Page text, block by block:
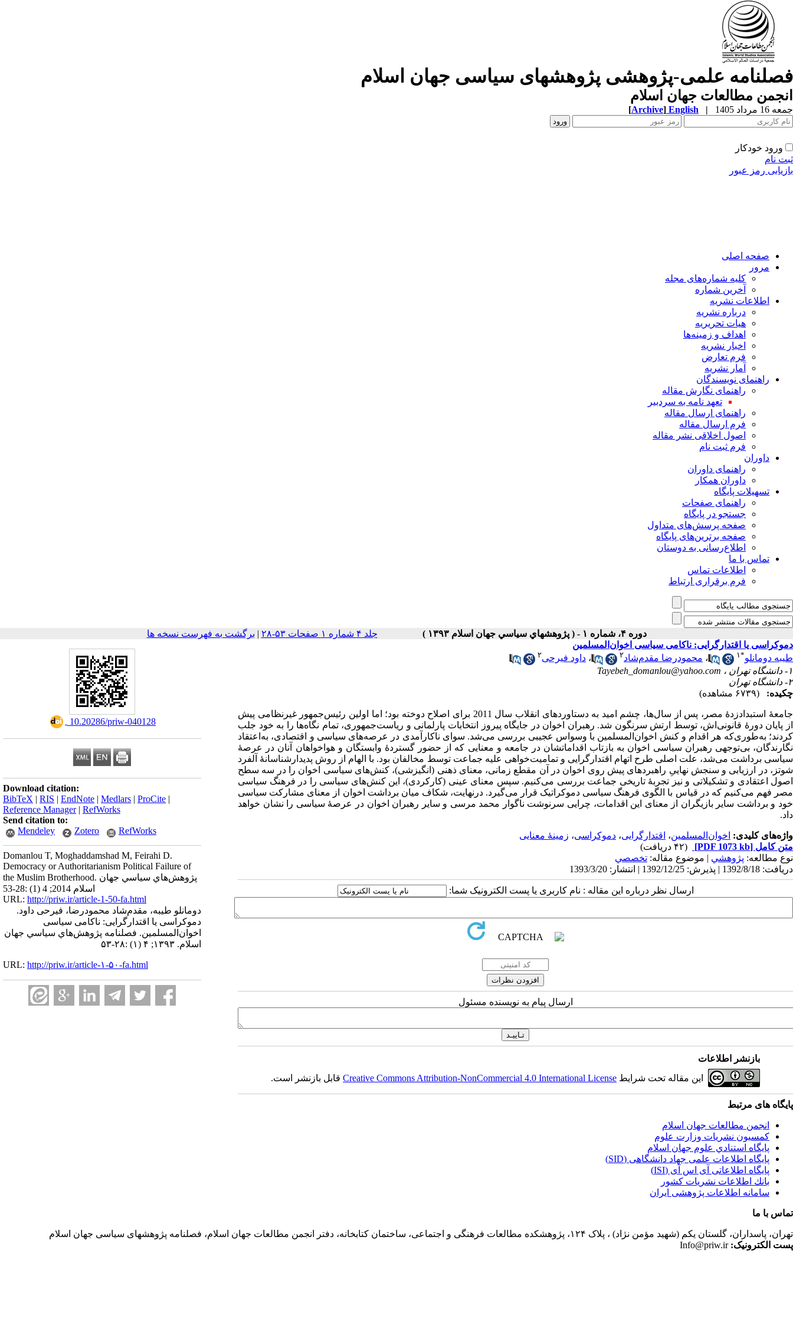
فصلنامه علمی-پژوهشی پژوهشهای سیاسی جهان اسلام
انجمن مطالعات جهان اسلام
جمعه 16 مرداد 1405 |
English
[Archive]
ورود خودکار
ثبت نام
بازیابی رمز عبور
صفحه اصلی
مرور
کلیه شماره‌های مجله
آخرین شماره
اطلاعات نشریه
درباره نشریه
هیات تحریریه
اهداف و زمینه‌ها
اخبار نشریه
فرم تعارض
آمار نشریه
راهنمای نویسندگان
راهنمای نگارش مقاله
تعهد نامه به سردبیر
راهنمای ارسال مقاله
فرم ارسال مقاله
اصول اخلاقی نشر مقاله
فرم ثبت نام
داوران
راهنمای داوران
داوران همکار
تسهیلات پایگاه
راهنمای صفحات
جستجو در پایگاه
صفحه پرسش‌های متداول
صفحه برترین‌های پایگاه
اطلاع‌رسانی به دوستان
تماس با ما
اطلاعات تماس
فرم برقراری ارتباط
دوره ۴، شماره ۱ - ( پژوهشهاي سياسي جهان اسلام ۱۳۹۳ ) جلد ۴ شماره ۱ صفحات ۵۳-۲۸ | برگشت به فهرست نسخه ها
‎ 10.20286/priw-040128
Download citation:
BibTeX | RIS | EndNote | Medlars | ProCite |
Reference Manager| RefWorks
Send citation to:
Mendeley
Zotero RefWorks
Domanlou T, Moghaddamshad M, Feirahi D.
Democracy or Authoritarianism Political Failure of
the Muslim Brotherhood. پژوهش‌هاي سياسي جهان
اسلام 2014; 4 (1) :28-53
URL: http://priw.ir/article-1-50-fa.html
دومانلو طیبه، مقدم‌شاد محمودرضا، فیرحی داود.
دموکراسی یا اقتدارگرایی: ناکامی سیاسی
اخوان‌المسلمین. فصلنامه پژوهش‌هاي سياسي جهان
اسلام. ۱۳۹۳; ۴ (۱) :۲۸-۵۳
URL: http://priw.ir/article-۱-۵۰-fa.html
دموکراسی یا اقتدارگرایی: ناکامی سیاسی اخوان‌المسلمین
طیبه دومانلو*۱ ، محمودرضا مقدم‌شاد۲ ، داود فیرحی۲
۱- دانشگاه تهران ،
Tayebeh_domanlou@yahoo.com
۲- دانشگاه تهران
چکیده:
(۶۷۳۹ مشاهده)
جامعۀ استبدادزدۀ مصر، پس از سال‌ها، چشم امید به دستاوردهای انقلاب سال 2011 برای اصلاح دوخته بود؛ اما اولین رئیس‌جمهور غیرنظامی پیش
از پایان دورۀ قانونی‌اش، توسط ارتش سرنگون شد. رهبران اخوان در جایگاه پیروز انتخابات پارلمانی و ریاست‌جمهوری، تمام نگاه‌ها را به خود جلب
کردند؛ به‌طوری‌که هر اقدام و کنش اخوان‌المسلمین با وسواس عجیبی بررسی می‌شد. سوای ناکارآمدی در عرصه‌های سیاسی و اقتصادی، به‌اعتقاد
نگارندگان، بی‌توجهی رهبران سیاسی اخوان به بازتاب اقداماتشان در جامعه و معنایی که از حضور گستردۀ وابستگان و هواخواهان آنان در عرصۀ
سیاسی برداشت می‌شد، علت اصلی طرح اتهام اقتدارگرایی و تمامیت‌خواهی علیه جماعت توسط مخالفان بود. با الهام از روش‌ پدیدارشناسانۀ آلفرد
شوتز، در ارزیابی و سنجش نهاییِ راهبردهای پیش روی اخوان در آن مقطع زمانی، معنای ذهنی (انگیزشی)، کنش‌های سیاسی اخوان را در سه سطح
اصول اعتقادی و تشکیلاتی و نیز تجربۀ تاریخی جماعت بررسی می‌کنیم. سپس معنای عینی (کارکردی)، این کنش‌های سیاسی را در فرهنگ سیاسی
مصر فهم می‌کنیم که در قیاس با الگوی فرهنگ سیاسی دموکراتیک قرار می‌گیرد. درنهایت، شکاف میان برداشت اخوان از معنای مشارکت سیاسی
خود و برداشت سایر بازیگران از معنای این اقدامات، چرایی سرنوشت ناگوار محمد مرسی و سایر رهبران اخوان در عرصۀ سیاسی را نشان خواهد
داد.
واژه‌های کلیدی: اخوان‌المسلمین، اقتدارگرایی، دموکراسی، زمینۀ معنایی
متن کامل [PDF 1073 kb]
(۴۲ دریافت)
نوع مطالعه: پژوهشي | موضوع مقاله: تخصصي
دریافت: 1392/8/18 | پذیرش: 1392/12/25 | انتشار: 1393/3/20
ارسال نظر درباره این مقاله : نام کاربری یا پست الکترونیک شما:
ارسال پیام به نویسنده مسئول
بازنشر اطلاعات
این مقاله تحت شرایط Creative Commons Attribution-NonCommercial 4.0 International Licenseقابل بازنشر است.
پایگاه های مرتبط
انجمن مطالعات جهان اسلام
کمسیون نشریات وزارت علوم
پايگاه استنادي علوم جهان اسلام
پایگاه اطلاعات علمی جهاد دانشگاهی (SID)
پایگاه اطلاعاتی آی اس آی (ISI)
بانك اطلاعات نشريات كشور
سامانه اطلاعات پژوهشی ایران
تماس با ما
تهران، پاسداران، گلستان یکم (شهید مؤمن نژاد) ، پلاک ۱۲۴، پژوهشکده مطالعات فرهنگی و اجتماعی، ساختمان کتابخانه، دفتر انجمن مطالعات جهان اسلام، فصلنامه پژوهشهای سیاسی جهان اسلام
پست الکترونیک:Info@priw.ir